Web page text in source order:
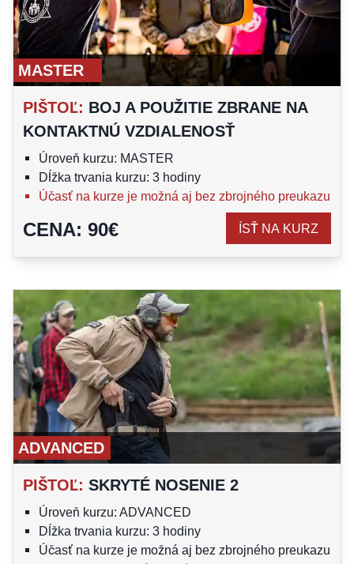
MASTER
PIŠTOĽ: BOJ A POUŽITIE ZBRANE NA
KONTAKTNÚ VZDIALENOSŤ
Úroveň kurzu: MASTER
Dĺžka trvania kurzu: 3 hodiny
Účasť na kurze je možná aj bez zbrojného preukazu
CENA: 90€ ÍSŤ NA KURZ
ADVANCED
PIŠTOĽ: SKRYTÉ NOSENIE 2
Úroveň kurzu: ADVANCED
Dĺžka trvania kurzu: 3 hodiny
Účasť na kurze je možná aj bez zbrojného preukazu